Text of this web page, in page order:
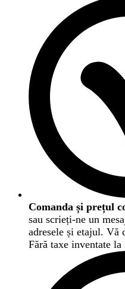
Comanda și prețul
sau scrieți-ne un
adresele și etajul. Vă
Fără taxe inventate